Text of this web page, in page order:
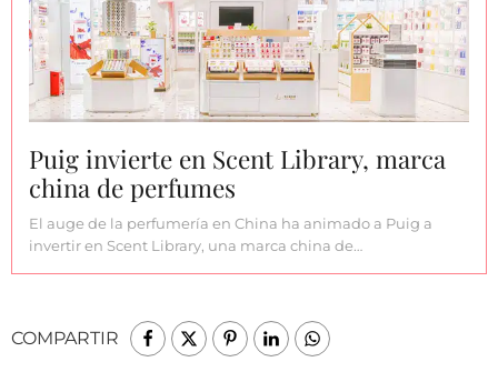
Puig invierte en Scent Library, marca
china de perfumes
El auge de la perfumería en China ha animado a Puig a
invertir en Scent Library, una marca china de…
COMPARTIR